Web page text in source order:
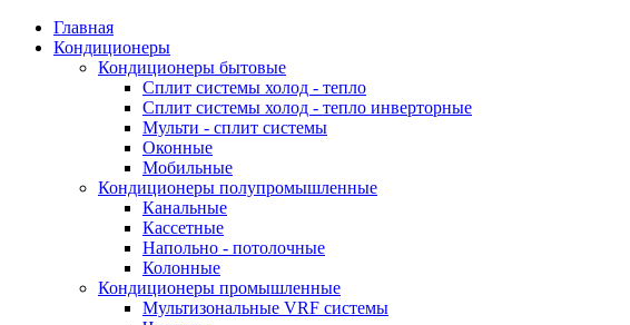
Главная
Кондиционеры
Кондиционеры бытовые
Сплит системы холод - тепло
Сплит системы холод - тепло инверторные
Мульти - сплит системы
Оконные
Мобильные
Кондиционеры полупромышленные
Канальные
Кассетные
Напольно - потолочные
Колонные
Кондиционеры промышленные
Мультизональные VRF системы